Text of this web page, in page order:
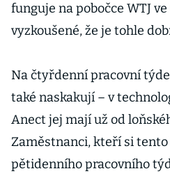
funguje na pobočce WTJ
vyzkoušené, že je tohle
Na čtyřdenní pracovní
také naskakují – v
Anect jej mají už od
Zaměstnanci, kteří si
pětidenního pracovního